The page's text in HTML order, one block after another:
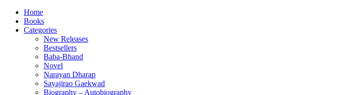
Home
Books
Categories
New Releases
Bestsellers
Baba-Bhand
Novel
Narayan Dharap
Sayajirao Gaekwad
Biography – Autobiography